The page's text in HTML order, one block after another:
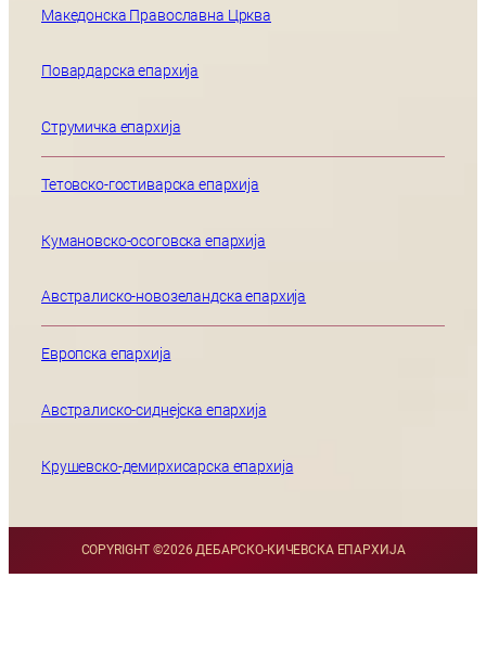
Македонска Православна Црква
Повардарска епархија
Струмичка епархија
Тетовско-гостиварска епархија
Кумановско-осоговска епархија
Австралиско-новозеландска епархија
Европска епархија
Австралиско-сиднејска епархија
Крушевско-демирхисарска епархија
COPYRIGHT ©2026 ДЕБАРСКО-КИЧЕВСКА ЕПАРХИЈА